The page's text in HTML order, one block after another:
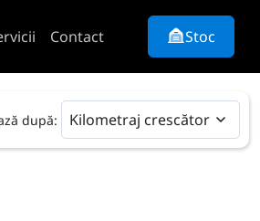
Contact Stoc
după: Kilometraj crescător